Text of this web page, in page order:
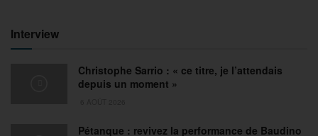
Interview
Christophe Sarrio : « ce titre, je l’attendais
depuis un moment »
Pétanque : revivez la performance de Baudino